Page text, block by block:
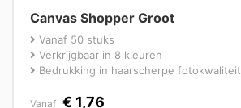
Canvas Shopper Groot
Vanaf 50 stuks
Verkrijgbaar in 8 kleuren
Bedrukking in haarscherpe fotokwaliteit
Vanaf € 1,76